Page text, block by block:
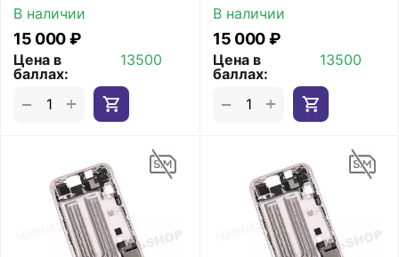
В наличии
15 000₽
Цена в
баллах:
13500
+
−
В наличии
15 000₽
Цена в
баллах:
13500
+
−